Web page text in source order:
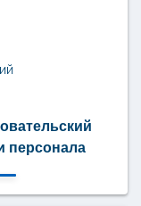
персонала